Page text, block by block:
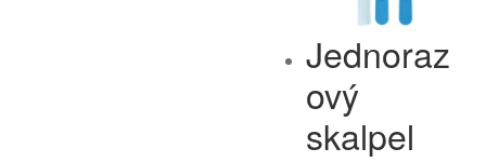
Jednoraz
ový
skalpel